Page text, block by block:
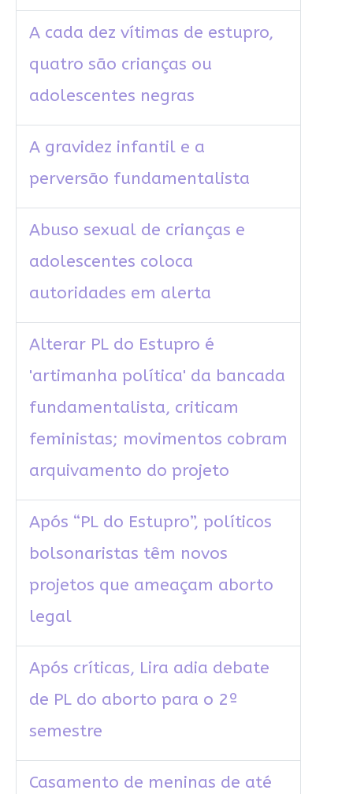
A cada dez vítimas de estupro,
quatro são crianças ou
adolescentes negras
A gravidez infantil e a
perversão fundamentalista
Abuso sexual de crianças e
adolescentes coloca
autoridades em alerta
Alterar PL do Estupro é
'artimanha política' da bancada
fundamentalista, criticam
feministas; movimentos cobram
arquivamento do projeto
Após “PL do Estupro”, políticos
bolsonaristas têm novos
projetos que ameaçam aborto
legal
Após críticas, Lira adia debate
de PL do aborto para o 2º
semestre
Casamento de meninas de até